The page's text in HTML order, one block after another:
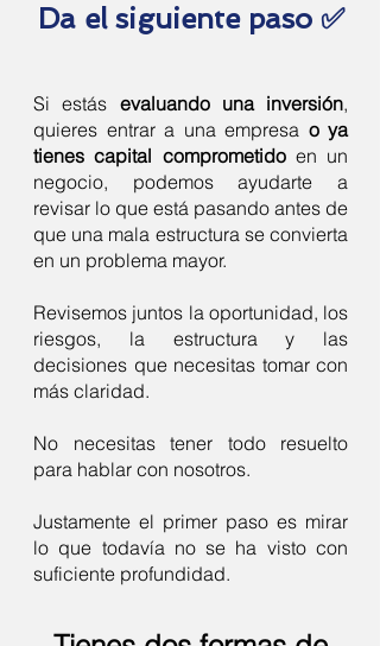
Da el siguiente paso ✅
Si estás evaluando una inversión,
quieres entrar a una empresa o ya
tienes capital comprometidoen un
negocio, podemos ayudarte a
revisar lo que está pasando antes de
que una mala estructura se convierta
en un problema mayor.
Revisemos juntos la oportunidad, los
riesgos, la estructura y las
decisiones que necesitas tomar con
más claridad.
No necesitas tener todo resuelto
para hablar con nosotros.
Justamente el primer paso es mirar
lo que todavía no se ha visto con
suficiente profundidad.